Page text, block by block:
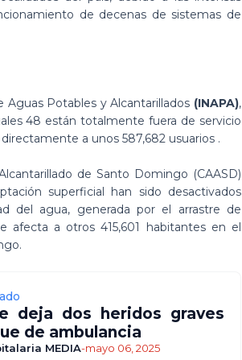
de decenas de sistemas de
Potables y Alcantarillados (INAPA),
48 están totalmente fuera de servicio
a unos 587,682 usuarios .
de Santo Domingo (CAASD)
superficial han sido desactivados
del agua, generada por el arrastre de
afecta a otros 415,601 habitantes en el
deja dos heridos graves
de ambulancia
MEDIA-mayo 06, 2025